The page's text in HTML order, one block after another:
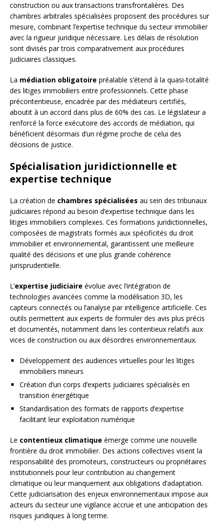
construction ou aux transactions transfrontalières. Des
chambres arbitrales spécialisées proposent des procédures sur
mesure, combinant l’expertise technique du secteur immobilier
avec la rigueur juridique nécessaire. Les délais de résolution
sont divisés par trois comparativement aux procédures
judiciaires classiques.
La médiation obligatoire préalable s’étend à la quasi-totalité
des litiges immobiliers entre professionnels. Cette phase
précontentieuse, encadrée par des médiateurs certifiés,
aboutit à un accord dans plus de 60% des cas. Le législateur a
renforcé la force exécutoire des accords de médiation, qui
bénéficient désormais d’un régime proche de celui des
décisions de justice.
Spécialisation juridictionnelle et
expertise technique
La création de chambres spécialisées au sein des tribunaux
judiciaires répond au besoin d’expertise technique dans les
litiges immobiliers complexes. Ces formations juridictionnelles,
composées de magistrats formés aux spécificités du droit
immobilier et environnemental, garantissent une meilleure
qualité des décisions et une plus grande cohérence
jurisprudentielle.
L’expertise judiciaire évolue avec l’intégration de
technologies avancées comme la modélisation 3D, les
capteurs connectés ou l’analyse par intelligence artificielle. Ces
outils permettent aux experts de formuler des avis plus précis
et documentés, notamment dans les contentieux relatifs aux
vices de construction ou aux désordres environnementaux.
Développement des audiences virtuelles pour les litiges
immobiliers mineurs
Création d’un corps d’experts judiciaires spécialisés en
transition énergétique
Standardisation des formats de rapports d’expertise
facilitant leur exploitation numérique
Le contentieux climatique émerge comme une nouvelle
frontière du droit immobilier. Des actions collectives visent la
responsabilité des promoteurs, constructeurs ou propriétaires
institutionnels pour leur contribution au changement
climatique ou leur manquement aux obligations d’adaptation.
Cette judiciarisation des enjeux environnementaux impose aux
acteurs du secteur une vigilance accrue et une anticipation des
risques juridiques à long terme.